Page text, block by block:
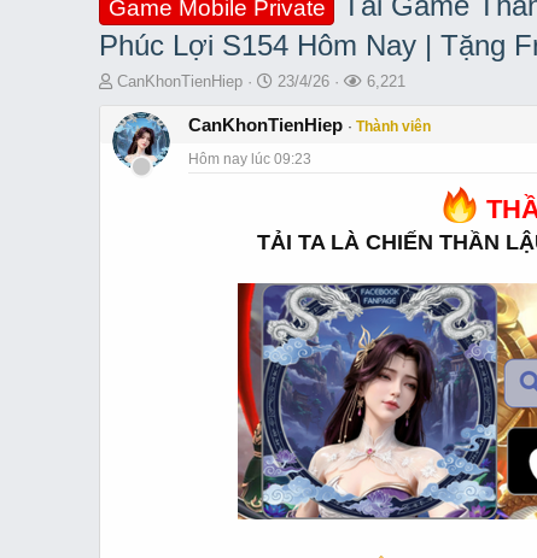
Game Mobile Private
Phúc Lợi S154 Hôm Nay | Tặng
T
r
e
a
CanKhonTienHiep
S
a
t
t
e
23/4/26
L
ợ
6,221
CanKhonTienHiep
Thành viên
Hôm nay lúc 09:23
TẢI TA LÀ CHIẾN THẦN